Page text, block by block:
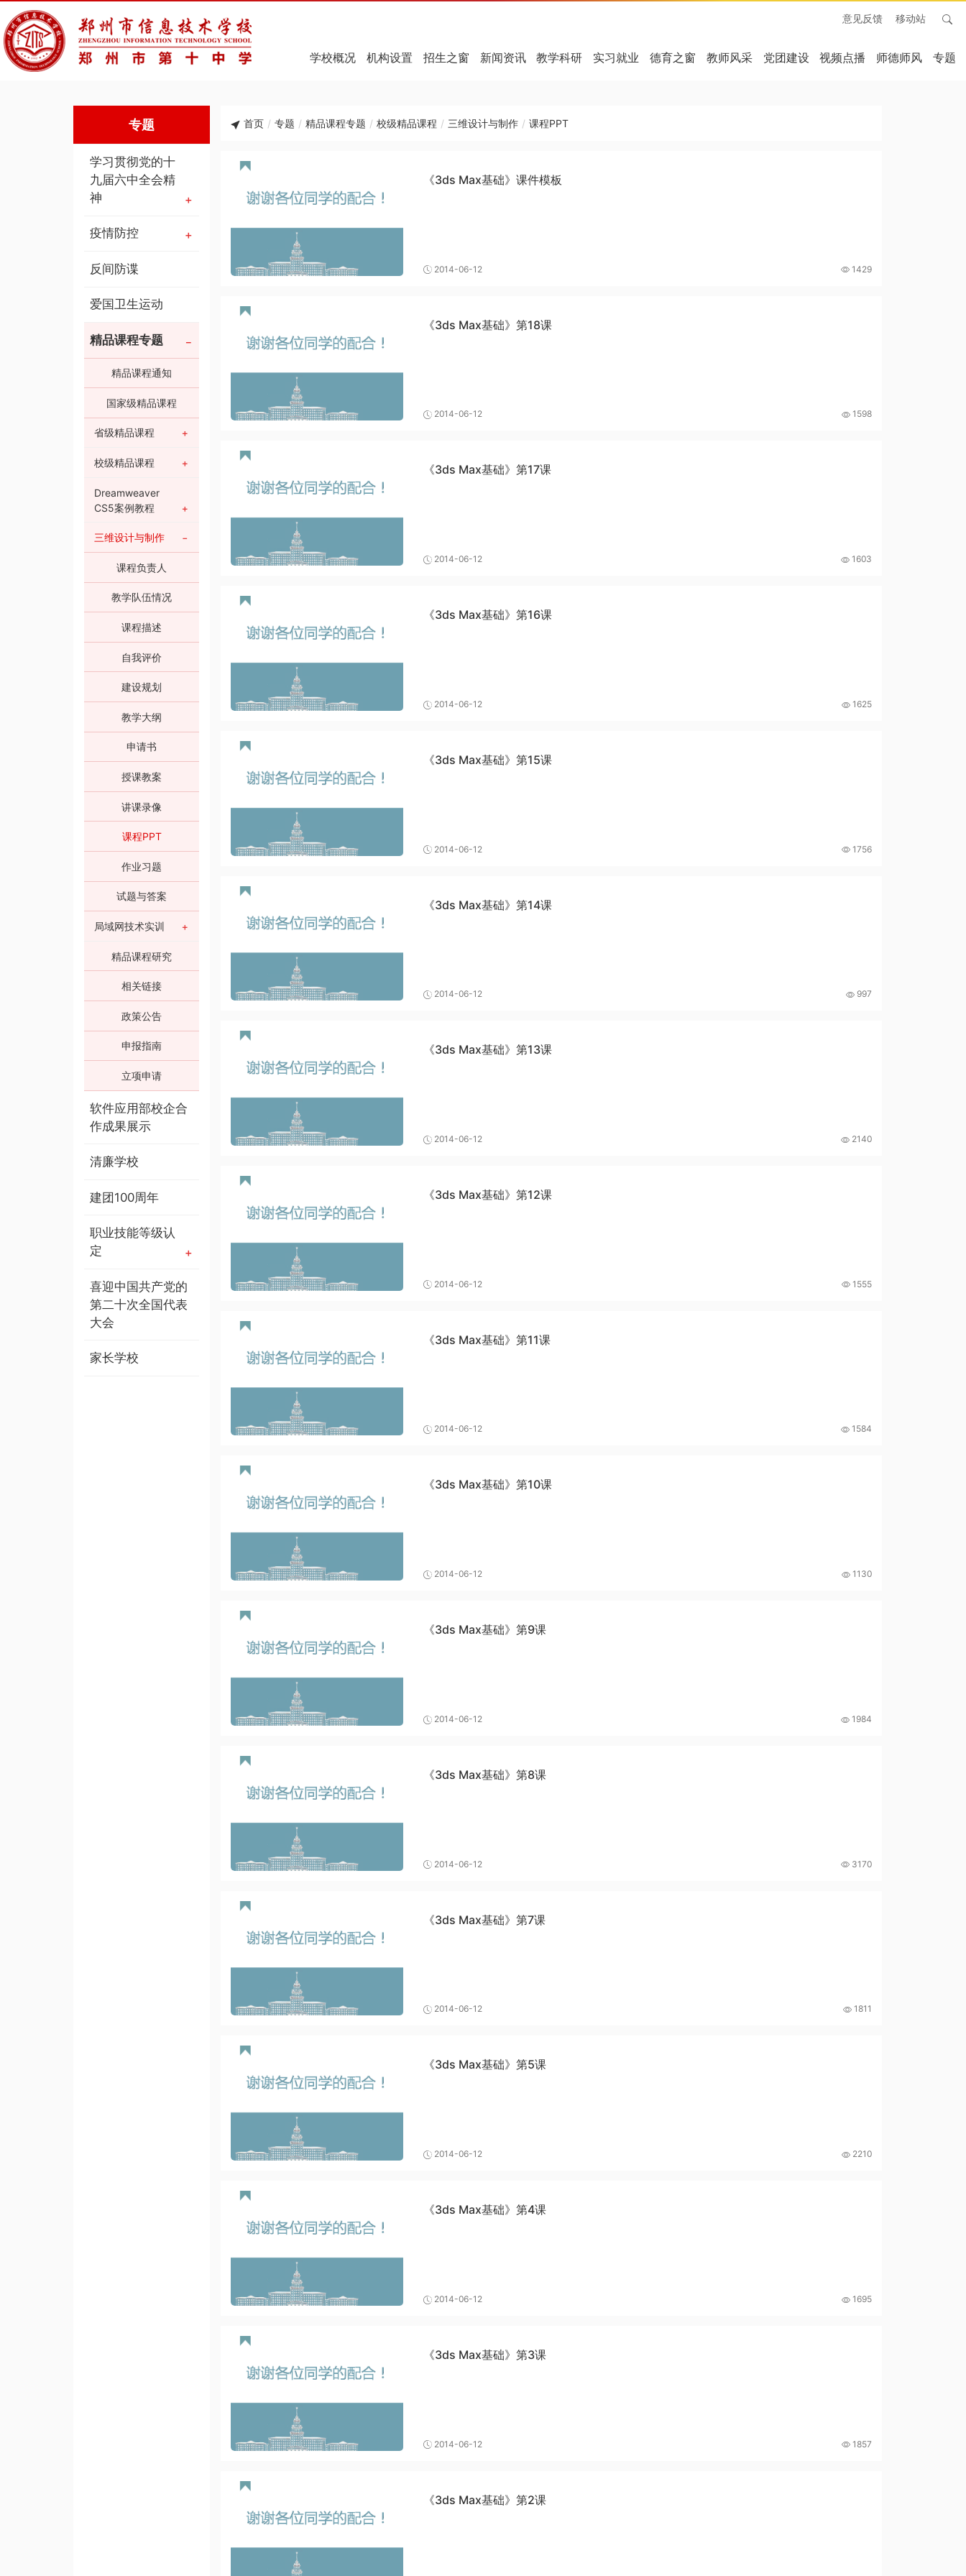
意见反馈 移动站
学校概况 机构设置 招生之窗 新闻资讯 教学科研 实习就业 德育之窗 教师风采 党团建设 视频点播 师德师风 专题
专题
学习贯彻党的十
九届六中全会精
神
疫情防控
反间防谍
爱国卫生运动
精品课程专题
精品课程通知
国家级精品课程
省级精品课程
校级精品课程
Dreamweaver
CS5案例教程
三维设计与制作
课程负责人
教学队伍情况
课程描述
自我评价
建设规划
教学大纲
申请书
授课教案
讲课录像
课程PPT
作业习题
试题与答案
局域网技术实训
精品课程研究
相关链接
政策公告
申报指南
立项申请
软件应用部校企合
作成果展示
清廉学校
建团100周年
职业技能等级认
定
喜迎中国共产党的
第二十次全国代表
大会
家长学校
首页 / 专题 / 精品课程专题 / 校级精品课程 / 三维设计与制作 / 课程PPT
《3ds Max基础》课件模板
2014-06-12 1429
《3ds Max基础》第18课
2014-06-12 1598
《3ds Max基础》第17课
2014-06-12 1603
《3ds Max基础》第16课
2014-06-12 1625
《3ds Max基础》第15课
2014-06-12 1756
《3ds Max基础》第14课
2014-06-12 997
《3ds Max基础》第13课
2014-06-12 2140
《3ds Max基础》第12课
2014-06-12 1555
《3ds Max基础》第11课
2014-06-12 1584
《3ds Max基础》第10课
2014-06-12 1130
《3ds Max基础》第9课
2014-06-12 1984
《3ds Max基础》第8课
2014-06-12 3170
《3ds Max基础》第7课
2014-06-12 1811
《3ds Max基础》第5课
2014-06-12 2210
《3ds Max基础》第4课
2014-06-12 1695
《3ds Max基础》第3课
2014-06-12 1857
《3ds Max基础》第2课